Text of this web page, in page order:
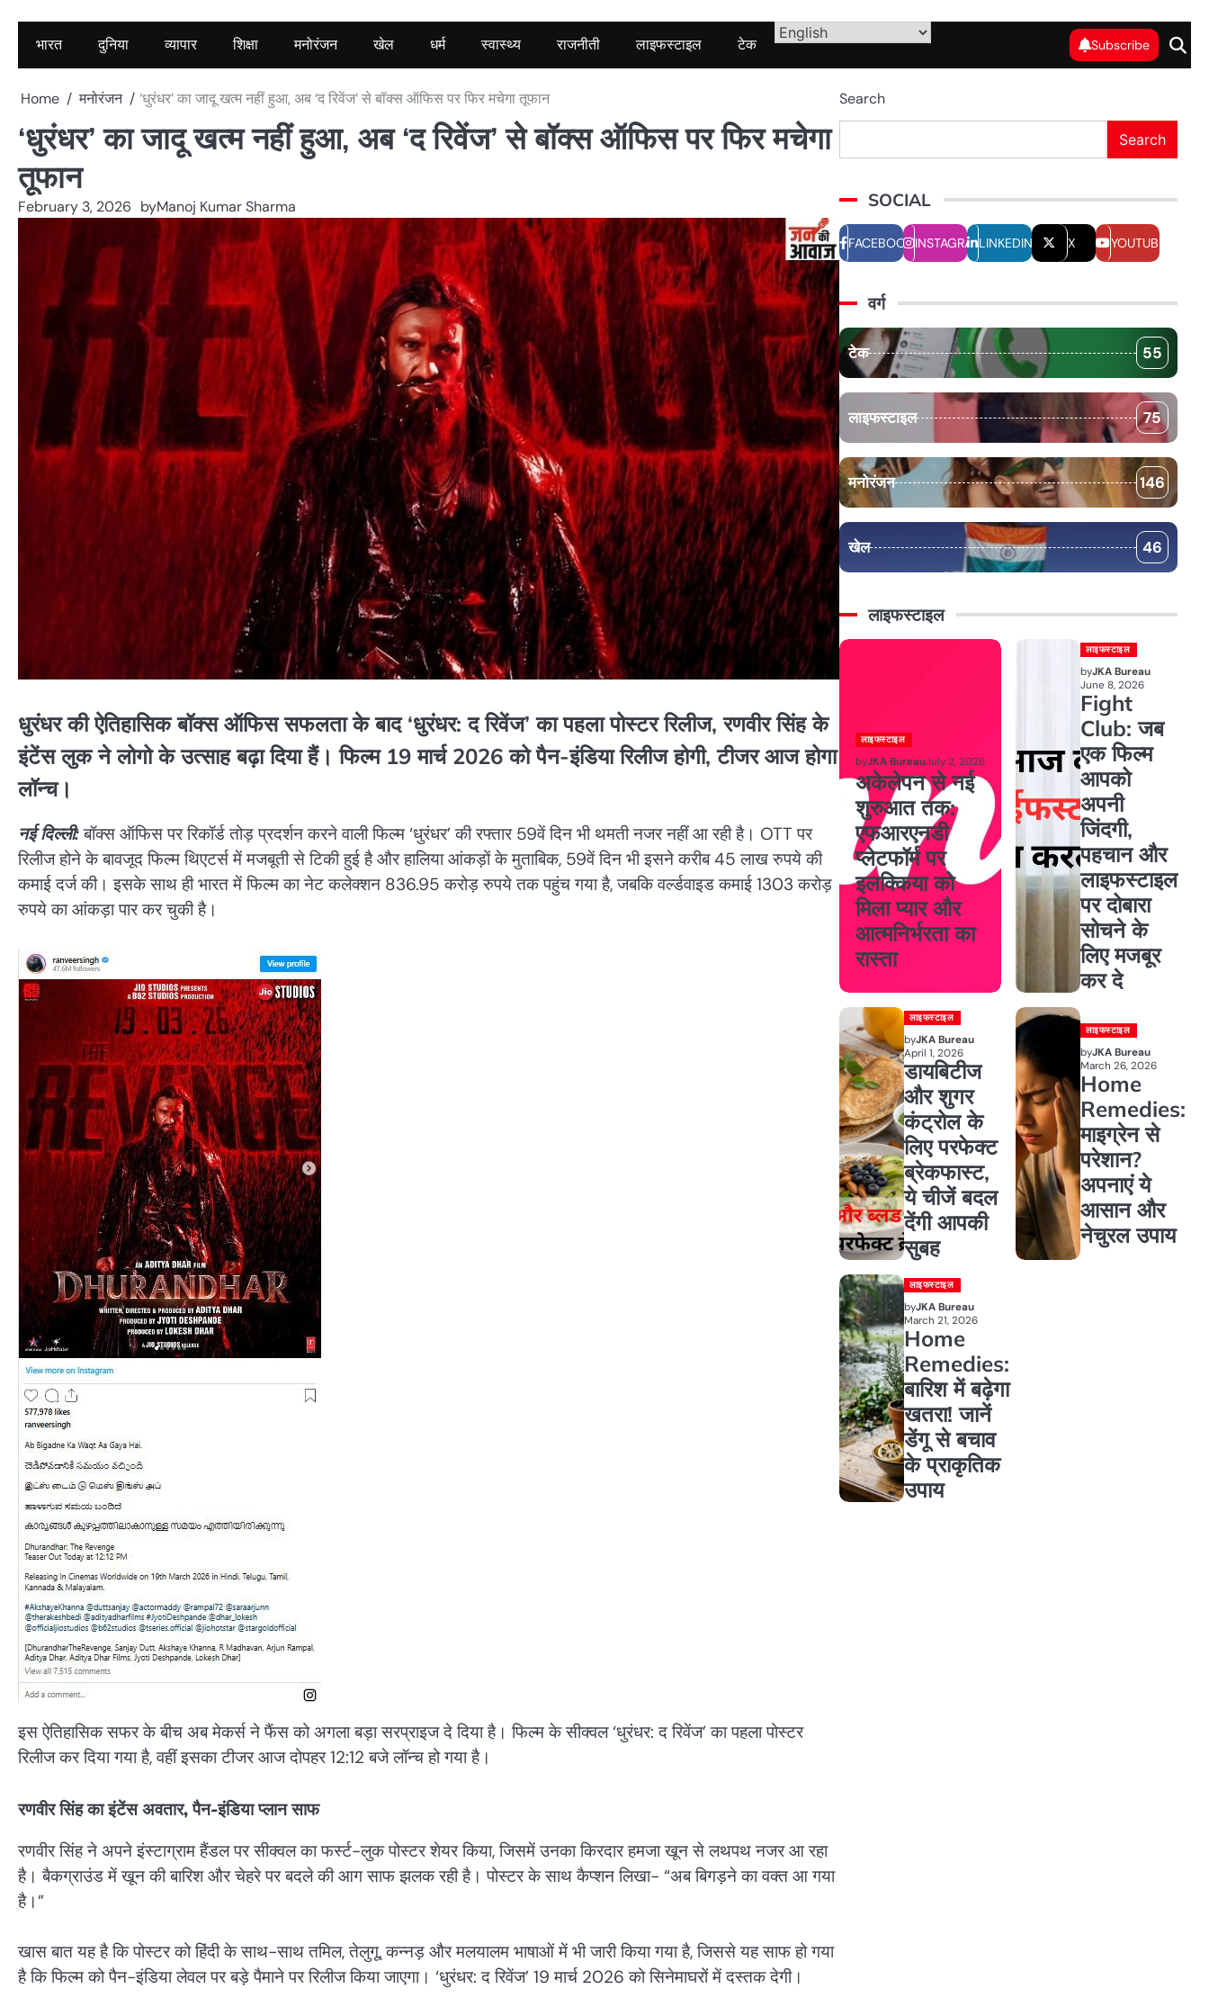
भारत दुनिया व्यापार शिक्षा मनोरंजन खेल धर्म स्वास्थ्य राजनीती लाइफस्टाइल टेक Subscribe
Home मनोरंजन ‘धुरंधर’ का जादू खत्म नहीं हुआ, अब ‘द रिवेंज’ से बॉक्स ऑफिस पर फिर मचेगा तूफान
‘धुरंधर’ का जादू खत्म नहीं हुआ, अब ‘द रिवेंज’ से बॉक्स ऑफिस पर फिर मचेगा
तूफान
February 3, 2026 byManoj Kumar Sharma
धुरंधर की ऐतिहासिक बॉक्स ऑफिस सफलता के बाद ‘धुरंधर: द रिवेंज’ का पहला पोस्टर रिलीज, रणवीर सिंह के
इंटेंस लुक ने लोगो के उत्साह बढ़ा दिया हैं। फिल्म 19 मार्च 2026 को पैन-इंडिया रिलीज होगी, टीजर आज होगा
लॉन्च।
नई दिल्ली:बॉक्स ऑफिस पर रिकॉर्ड तोड़ प्रदर्शन करने वाली फिल्म ‘धुरंधर’ की रफ्तार 59वें दिन भी थमती नजर नहीं आ रही है। OTT पर
रिलीज होने के बावजूद फिल्म थिएटर्स में मजबूती से टिकी हुई है और हालिया आंकड़ों के मुताबिक, 59वें दिन भी इसने करीब 45 लाख रुपये की
कमाई दर्ज की। इसके साथ ही भारत में फिल्म का नेट कलेक्शन 836.95 करोड़ रुपये तक पहुंच गया है, जबकि वर्ल्डवाइड कमाई 1303 करोड़
रुपये का आंकड़ा पार कर चुकी है।
इस ऐतिहासिक सफर के बीच अब मेकर्स ने फैंस को अगला बड़ा सरप्राइज दे दिया है। फिल्म के सीक्वल ‘धुरंधर: द रिवेंज’ का पहला पोस्टर
रिलीज कर दिया गया है, वहीं इसका टीजर आज दोपहर 12:12 बजे लॉन्च हो गया है।
रणवीर सिंह का इंटेंस अवतार, पैन-इंडिया प्लान साफ
रणवीर सिंह ने अपने इंस्टाग्राम हैंडल पर सीक्वल का फर्स्ट-लुक पोस्टर शेयर किया, जिसमें उनका किरदार हमजा खून से लथपथ नजर आ रहा
है। बैकग्राउंड में खून की बारिश और चेहरे पर बदले की आग साफ झलक रही है। पोस्टर के साथ कैप्शन लिखा- “अब बिगड़ने का वक्त आ गया
है।”
खास बात यह है कि पोस्टर को हिंदी के साथ-साथ तमिल, तेलुगू, कन्नड़ और मलयालम भाषाओं में भी जारी किया गया है, जिससे यह साफ हो गया
है कि फिल्म को पैन-इंडिया लेवल पर बड़े पैमाने पर रिलीज किया जाएगा। ‘धुरंधर: द रिवेंज’ 19 मार्च 2026 को सिनेमाघरों में दस्तक देगी।
Search
Search
SOCIAL
FACEBOOKINSTAGRAMLINKEDIN X YOUTUBE
वर्ग
टेक 55
लाइफस्टाइल 75
मनोरंजन 146
खेल 46
लाइफस्टाइल
लाइफस्टाइल
byJKA BureauJuly 2, 2026
अकेलेपन से नई
शुरुआत तक:
एफआरएनडी
प्लेटफॉर्म पर
इलक्किया को
मिला प्यार और
आत्मनिर्भरता का
रास्ता
लाइफस्टाइल
byJKA Bureau
June 8, 2026
Fight
Club: जब
एक फिल्म
आपको
अपनी
जिंदगी,
पहचान और
लाइफस्टाइल
पर दोबारा
सोचने के
लिए मजबूर
कर दे
लाइफस्टाइल
byJKA Bureau
April 1, 2026
डायबिटीज
और शुगर
कंट्रोल के
लिए परफेक्ट
ब्रेकफास्ट,
ये चीजें बदल
देंगी आपकी
सुबह
लाइफस्टाइल
byJKA Bureau
March 26, 2026
Home
Remedies:
माइग्रेन से
परेशान?
अपनाएं ये
आसान और
नेचुरल उपाय
लाइफस्टाइल
byJKA Bureau
March 21, 2026
Home
Remedies:
बारिश में बढ़ेगा
खतरा! जानें
डेंगू से बचाव
के प्राकृतिक
उपाय